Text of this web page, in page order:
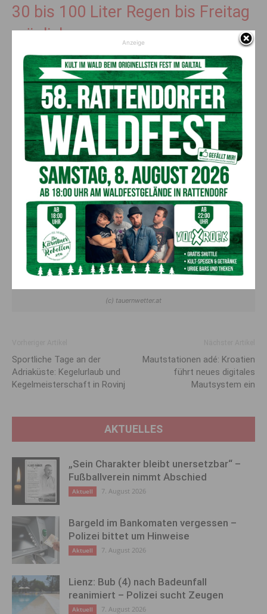
30 bis 100 Liter Regen bis Freitag
möglich
Bis Freitagnacht werden nach aktuellem Stand verbreitet30
bis 100 Liter Regen pro Quadratmetererwartet. Die größten
Mengenzwischen 50 und 100 Liternsind inOsttirol,
Oberkärnten sowie entlang der Gurktaler Alpen möglich.
Etwas geringere Niederschlagsmengen werden für
Unterkärnten prognostiziert, dort sind teils rund 30 Liter zu
erwarten.
(c) tauernwetter.at
Sportliche Tage an der
Adriaküste: Kegelurlaub und
Kegelmeisterschaft in Rovinj
Mautstationen adé: Kroatien
führt neues digitales
Mautsystem ein
AKTUELLES
„Sein Charakter bleibt unersetzbar“ –
Fußballverein nimmt Abschied
Aktuell 7. August 2026
Bargeld im Bankomaten vergessen –
Polizei bittet um Hinweise
Aktuell 7. August 2026
Lienz: Bub (4) nach Badeunfall
reanimiert – Polizei sucht Zeugen
Aktuell 7. August 2026
Anzeige